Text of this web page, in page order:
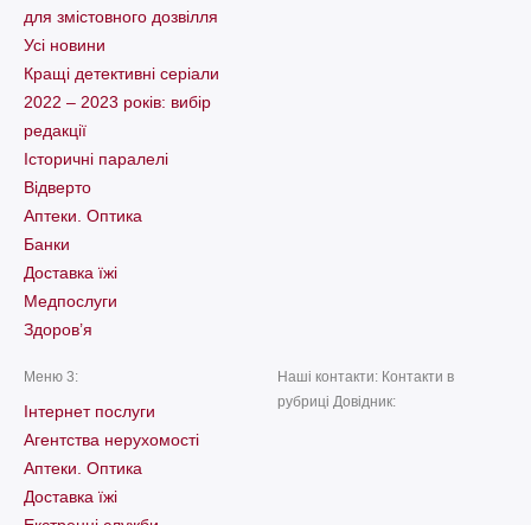
для змістовного дозвілля
Усі новини
Кращі детективні серіали
2022 – 2023 років: вибір
редакції
Історичні паралелі
Відверто
Аптеки. Оптика
Банки
Доставка їжі
Медпослуги
Здоров’я
Меню 3:
Інтернет послуги
Агентства нерухомості
Аптеки. Оптика
Доставка їжі
Наші контакти: Контакти в
рубриці Довідник: